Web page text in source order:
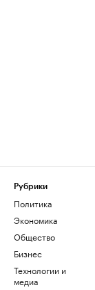
Рубрики
Политика
Экономика
Общество
Бизнес
Технологии и
медиа